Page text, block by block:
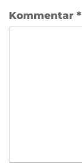
Kommentar *